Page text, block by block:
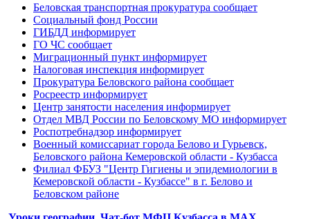
Беловская транспортная прокуратура сообщает
Социальный фонд России
ГИБДД информирует
ГО ЧС сообщает
Миграционный пункт информирует
Налоговая инспекция информирует
Прокуратура Беловского района сообщает
Росреестр информирует
Центр занятости населения информирует
Отдел МВД России по Беловскому МО информирует
Роспотребнадзор информирует
Военный комиссариат города Белово и Гурьевск,
Беловского района Кемеровской области - Кузбасса
Филиал ФБУЗ "Центр Гигиены и эпидемиологии в
Кемеровской области - Кузбассе" в г. Белово и
Беловском районе